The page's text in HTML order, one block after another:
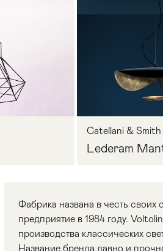
Catellani & Smith
Lederam
Фабрика названа в честь своих
предприятие в 1984 году.
производства классических
Название бренда давно и